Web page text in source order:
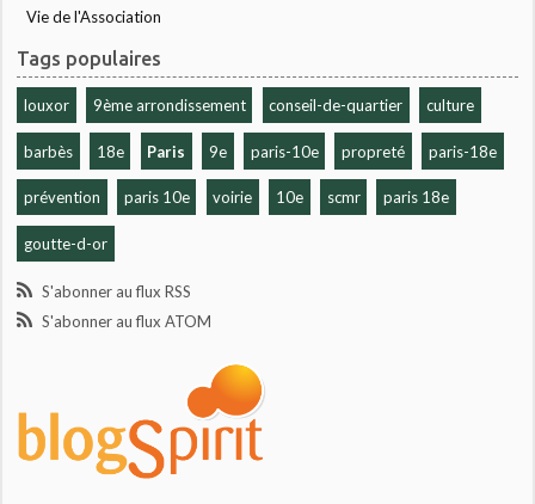
Vie de l'Association
Tags populaires
louxor 9ème arrondissement conseil-de-quartier culture
barbès 18e Paris 9e paris-10e propreté paris-18e
prévention paris 10e voirie 10e scmr paris 18e
goutte-d-or
S'abonner au flux RSS
S'abonner au flux ATOM